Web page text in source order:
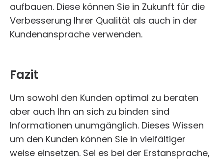
aufbauen. Diese können Sie in Zukunft für die
Verbesserung Ihrer Qualität als auch in der
Kundenansprache verwenden.
Fazit
Um sowohl den Kunden optimal zu beraten
aber auch Ihn an sich zu binden sind
Informationen unumgänglich. Dieses Wissen
um den Kunden können Sie in vielfältiger
weise einsetzen. Sei es bei der Erstansprache,